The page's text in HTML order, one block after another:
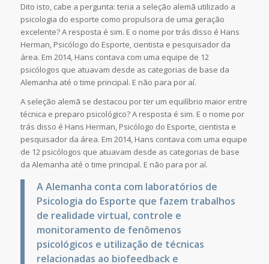
Dito isto, cabe a pergunta: teria a seleção alemã utilizado a
psicologia do esporte como propulsora de uma geração
excelente? A resposta é sim. E o nome por trás disso é Hans
Herman, Psicólogo do Esporte, cientista e pesquisador da
área. Em 2014, Hans contava com uma equipe de 12
psicólogos que atuavam desde as categorias de base da
Alemanha até o time principal. E não para por aí.
A seleção alemã se destacou por ter um equilíbrio maior entre
técnica e preparo psicológico? A resposta é sim. E o nome por
trás disso é Hans Herman, Psicólogo do Esporte, cientista e
pesquisador da área. Em 2014, Hans contava com uma equipe
de 12 psicólogos que atuavam desde as categorias de base
da Alemanha até o time principal. E não para por aí.
A Alemanha conta com laboratórios de
Psicologia do Esporte que fazem trabalhos
de realidade virtual, controle e
monitoramento de fenômenos
psicológicos e utilização de técnicas
relacionadas ao biofeedback e